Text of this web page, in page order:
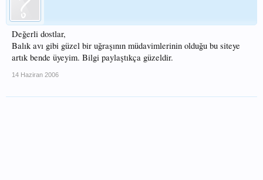
Değerli dostlar,
Balık avı gibi güzel bir uğraşının müdavimlerinin olduğu bu siteye
artık bende üyeyim. Bilgi paylaştıkça güzeldir.
14 Haziran 2006